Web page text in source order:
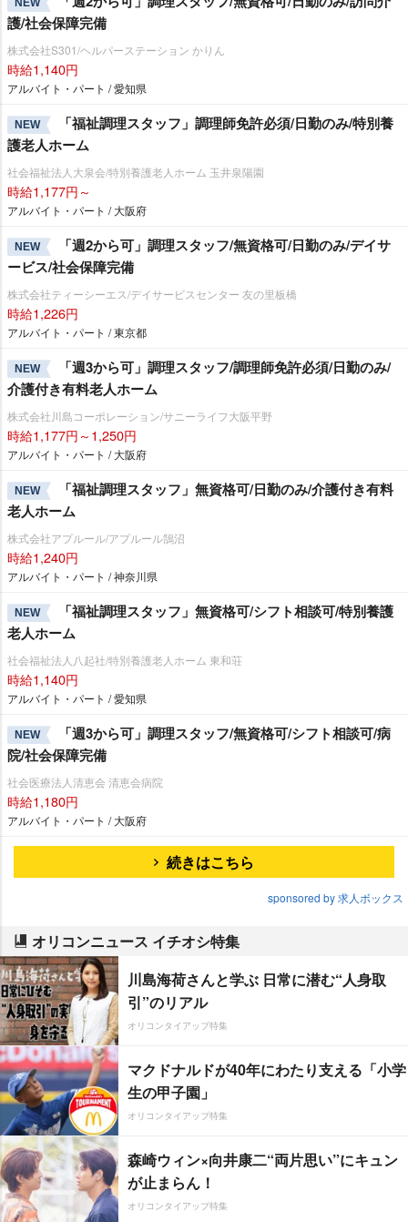
NEW
護/社会保障完備
株式会社S301/ヘルパーステーション かりん
時給1,140円
アルバイト・パート / 愛知県
NEW
「福祉調理スタッフ」調理師免許必須/日勤のみ/特別養
護老人ホーム
社会福祉法人大泉会/特別養護老人ホーム 玉井泉陽園
時給1,177円～
アルバイト・パート / 大阪府
NEW
「週2から可」調理スタッフ/無資格可/日勤のみ/デイサ
ービス/社会保障完備
株式会社ティーシーエス/デイサービスセンター 友の里板橋
時給1,226円
アルバイト・パート / 東京都
NEW
「週3から可」調理スタッフ/調理師免許必須/日勤のみ/
介護付き有料老人ホーム
株式会社川島コーポレーション/サニーライフ大阪平野
時給1,177円～1,250円
アルバイト・パート / 大阪府
NEW
「福祉調理スタッフ」無資格可/日勤のみ/介護付き有料
老人ホーム
株式会社アプルール/アプルール鵠沼
時給1,240円
アルバイト・パート / 神奈川県
NEW
「福祉調理スタッフ」無資格可/シフト相談可/特別養護
老人ホーム
社会福祉法人八起社/特別養護老人ホーム 東和荘
時給1,140円
アルバイト・パート / 愛知県
NEW
「週3から可」調理スタッフ/無資格可/シフト相談可/病
院/社会保障完備
社会医療法人清恵会 清恵会病院
時給1,180円
アルバイト・パート / 大阪府
続きはこちら
sponsored by 求人ボックス
オリコンニュース イチオシ特集
川島海荷さんと学ぶ 日常に潜む“人身取
引”のリアル
オリコンタイアップ特集
マクドナルドが40年にわたり支える「小学
生の甲子園」
オリコンタイアップ特集
森崎ウィン×向井康二“両片思い”にキュン
が止まらん！
オリコンタイアップ特集